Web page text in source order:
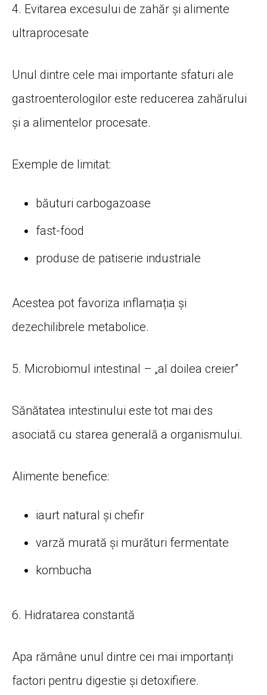
4. Evitarea excesului de zahăr și alimente
ultraprocesate
Unul dintre cele mai importante sfaturi ale
gastroenterologilor este reducerea zahărului
și a alimentelor procesate.
Exemple de limitat:
băuturi carbogazoase
fast-food
produse de patiserie industriale
Acestea pot favoriza inflamația și
dezechilibrele metabolice.
5. Microbiomul intestinal – „al doilea creier”
Sănătatea intestinului este tot mai des
asociată cu starea generală a organismului.
Alimente benefice:
iaurt natural și chefir
varză murată și murături fermentate
kombucha
6. Hidratarea constantă
Apa rămâne unul dintre cei mai importanți
factori pentru digestie și detoxifiere.